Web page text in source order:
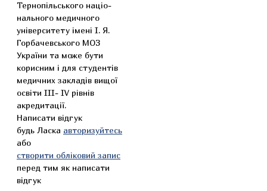
Тернопільського націо-
нального медичного
університету імені І. Я.
Горбачевського МОЗ
України та може бути
корисним і для студентів
медичних закладів вищої
освіти III- IV рівнів
акредитації.
Написати відгук
будь Ласка авторизуйтесь
або
створити обліковий запис
перед тим як написати
відгук